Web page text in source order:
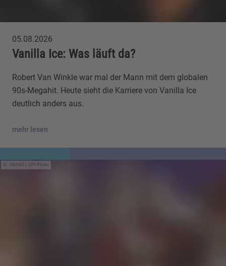
05.08.2026
Vanilla Ice: Was läuft da?
Robert Van Winkle war mal der Mann mit dem globalen
90s-Megahit. Heute sieht die Karriere von Vanilla Ice
deutlich anders aus.
mehr lesen
IMAGO / UPI Photo